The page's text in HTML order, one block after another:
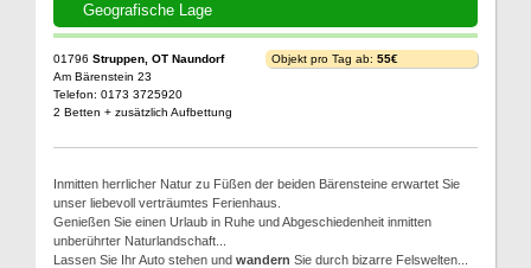
Geografische Lage
01796 Struppen, OT Naundorf
Am Bärenstein 23
Telefon: 0173 3725920
2 Betten + zusätzlich Aufbettung
Objekt pro Tag ab: 55€
Inmitten herrlicher Natur zu Füßen der beiden Bärensteine erwartet Sie
unser liebevoll verträumtes Ferienhaus.
Genießen Sie einen Urlaub in Ruhe und Abgeschiedenheit inmitten
unberührter Naturlandschaft...
Lassen Sie Ihr Auto stehen und wandern Sie durch bizarre Felswelten...